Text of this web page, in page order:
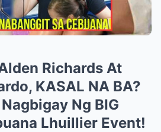
Richards At
KASAL NA BA?
Ng BIG
Lhuillier Event!